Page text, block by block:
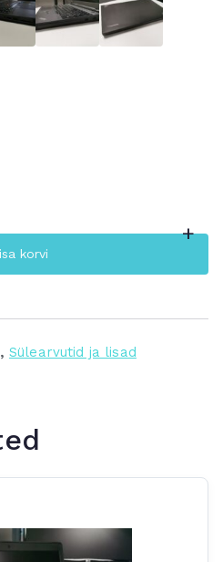
+
korvi
, Sülearvutid ja lisad